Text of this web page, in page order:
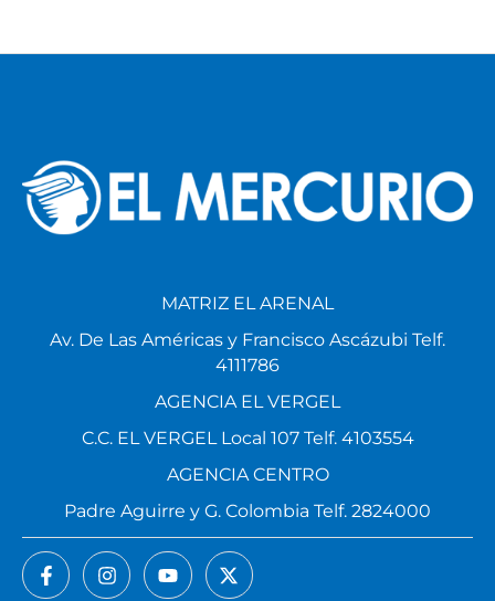
MATRIZ EL ARENAL
Av. De Las Américas y Francisco Ascázubi Telf.
4111786
AGENCIA EL VERGEL
C.C. EL VERGEL Local 107 Telf. 4103554
AGENCIA CENTRO
Padre Aguirre y G. Colombia Telf. 2824000